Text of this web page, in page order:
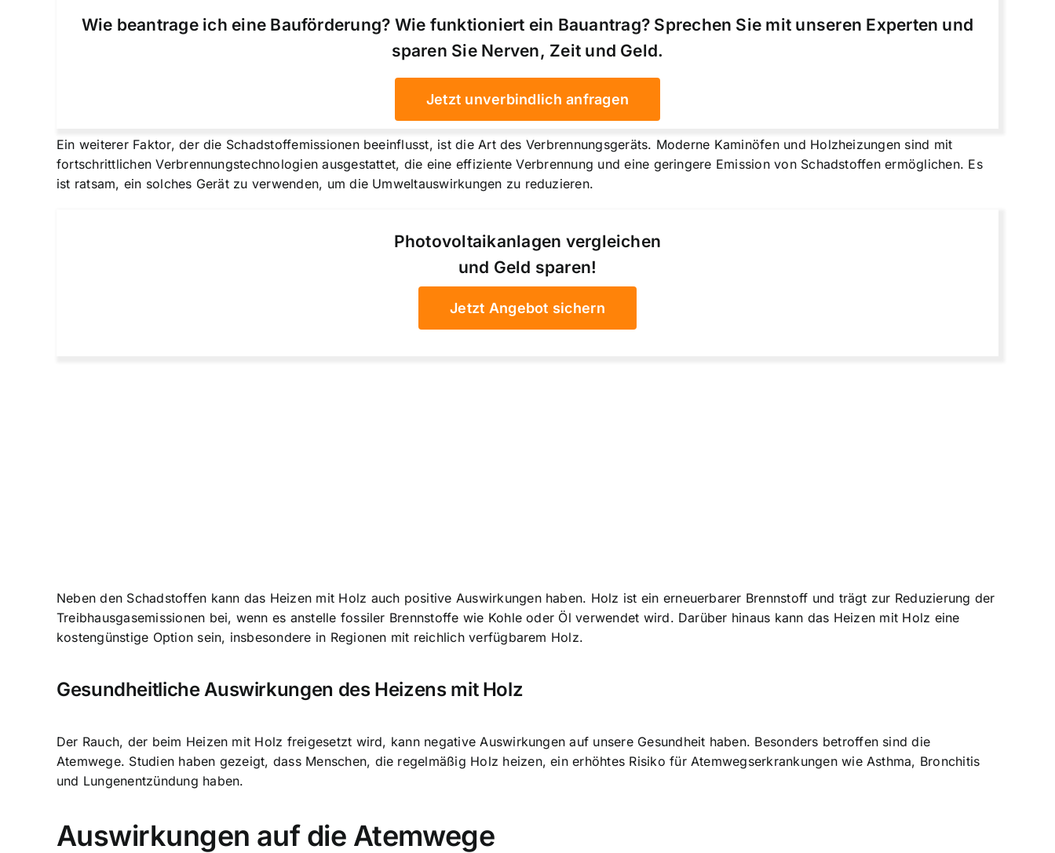
Wie beantrage ich eine Bauförderung? Wie funktioniert ein Bauantrag? Sprechen Sie mit unseren Experten und
sparen Sie Nerven, Zeit und Geld.
Jetzt unverbindlich anfragen
Ein weiterer Faktor, der die Schadstoffemissionen beeinflusst, ist die Art des Verbrennungsgeräts. Moderne Kaminöfen und Holzheizungen sind mit
fortschrittlichen Verbrennungstechnologien ausgestattet, die eine effiziente Verbrennung und eine geringere Emission von Schadstoffen ermöglichen. Es
ist ratsam, ein solches Gerät zu verwenden, um die Umweltauswirkungen zu reduzieren.
Photovoltaikanlagen vergleichen
und Geld sparen!
Jetzt Angebot sichern
Neben den Schadstoffen kann das Heizen mit Holz auch positive Auswirkungen haben. Holz ist ein erneuerbarer Brennstoff und trägt zur Reduzierung der
Treibhausgasemissionen bei, wenn es anstelle fossiler Brennstoffe wie Kohle oder Öl verwendet wird. Darüber hinaus kann das Heizen mit Holz eine
kostengünstige Option sein, insbesondere in Regionen mit reichlich verfügbarem Holz.
Gesundheitliche Auswirkungen des Heizens mit Holz
Der Rauch, der beim Heizen mit Holz freigesetzt wird, kann negative Auswirkungen auf unsere Gesundheit haben. Besonders betroffen sind die
Atemwege. Studien haben gezeigt, dass Menschen, die regelmäßig Holz heizen, ein erhöhtes Risiko für Atemwegserkrankungen wie Asthma, Bronchitis
und Lungenentzündung haben.
Auswirkungen auf die Atemwege